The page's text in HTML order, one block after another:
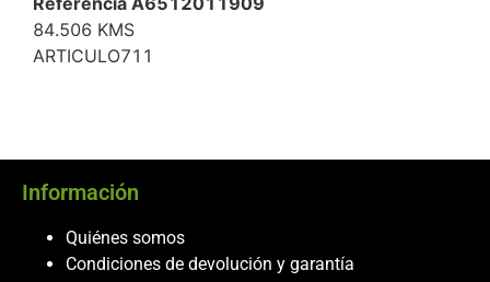
84.506 KMS
ARTICULO711
Información
Quiénes somos
Condiciones de devolución y garantía